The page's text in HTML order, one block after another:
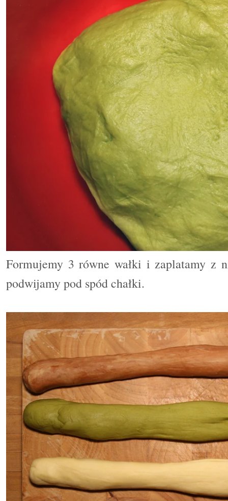
Formujemy 3 równe wałki i zaplatamy z
podwijamy pod spód chałki.